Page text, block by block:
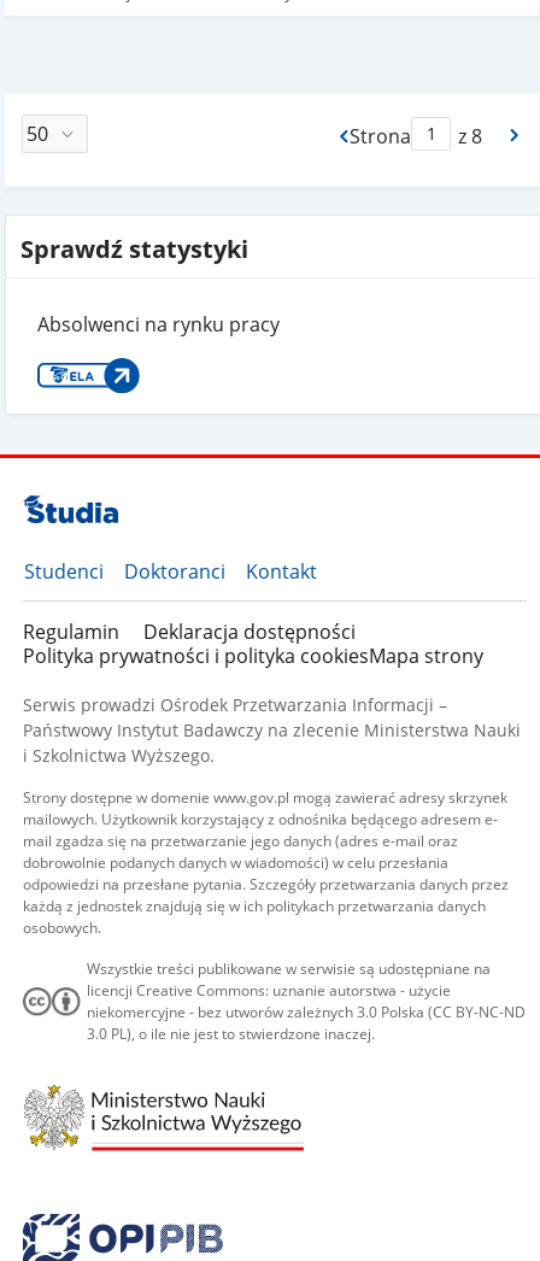
Strona
Max Stronaz 8
Sprawdź statystyki
Absolwenci na rynku pracy
Studenci Doktoranci Kontakt
Regulamin
Deklaracja dostępności
Polityka prywatności i polityka cookiesMapa strony
Serwis prowadzi Ośrodek Przetwarzania Informacji –
Państwowy Instytut Badawczy na zlecenie Ministerstwa Nauki
i Szkolnictwa Wyższego.
Strony dostępne w domenie www.gov.pl mogą zawierać adresy skrzynek
mailowych. Użytkownik korzystający z odnośnika będącego adresem e-
mail zgadza się na przetwarzanie jego danych (adres e-mail oraz
dobrowolnie podanych danych w wiadomości) w celu przesłania
odpowiedzi na przesłane pytania. Szczegóły przetwarzania danych przez
każdą z jednostek znajdują się w ich politykach przetwarzania danych
osobowych.
Wszystkie treści publikowane w serwisie są udostępniane na
licencji Creative Commons: uznanie autorstwa - użycie
niekomercyjne - bez utworów zależnych 3.0 Polska (CC BY-NC-ND
3.0 PL), o ile nie jest to stwierdzone inaczej.